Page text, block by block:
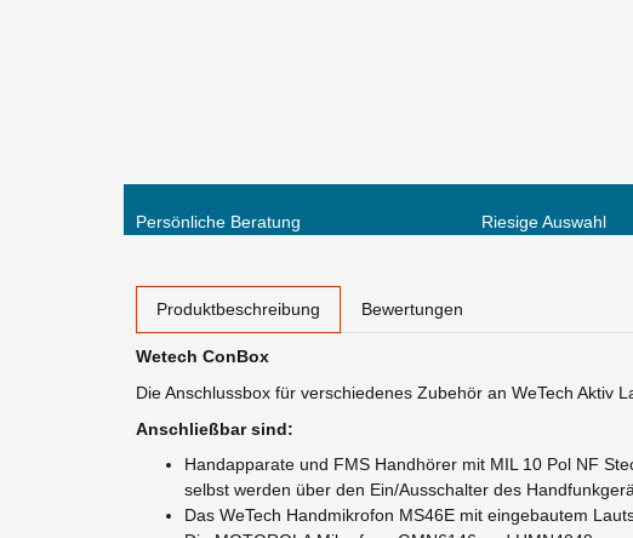
Persönliche Beratung Riesige Auswahl
Produktbeschreibung Bewertungen
Wetech ConBox
Die Anschlussbox für verschiedenes Zubehör an WeTech Aktiv
Anschließbar sind:
Handapparate und FMS Handhörer mit MIL 10 Pol NF
selbst werden über den Ein/Ausschalter des
Das WeTech Handmikrofon MS46E mit eingebautem